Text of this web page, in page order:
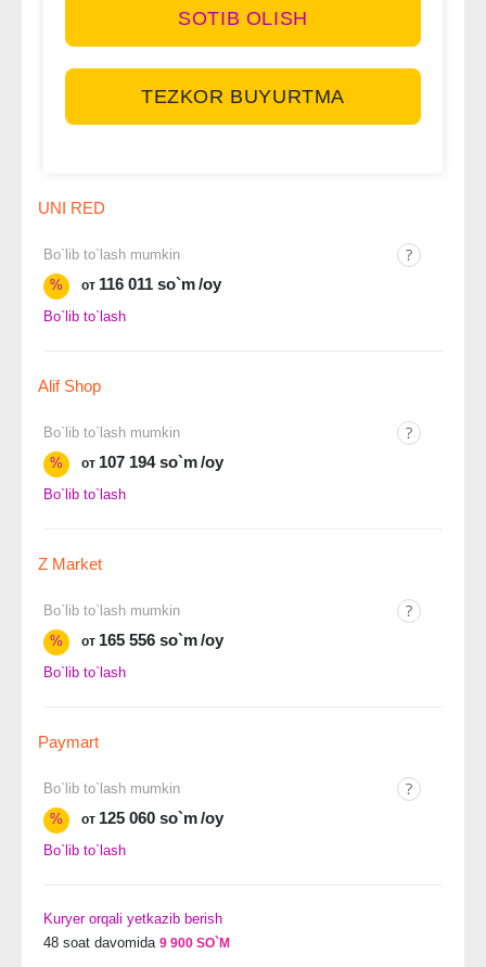
SOTIB OLISH
TEZKOR BUYURTMA
UNI RED
Bo`lib to`lash mumkin
%
от 116 011 so`m/oy
Bo`lib to`lash
Alif Shop
Bo`lib to`lash mumkin
%
от 107 194 so`m/oy
Bo`lib to`lash
Z Market
Bo`lib to`lash mumkin
%
от 165 556 so`m/oy
Bo`lib to`lash
Paymart
Bo`lib to`lash mumkin
%
от 125 060 so`m/oy
Bo`lib to`lash
Kuryer orqali yetkazib berish
48 soat davomida 9 900 SO`M